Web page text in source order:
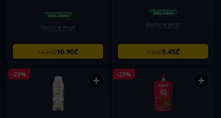
Масло и уксус
14.50₾10.90₾
Масло и уксус
7.30₾5.45₾
-25% + -25% +